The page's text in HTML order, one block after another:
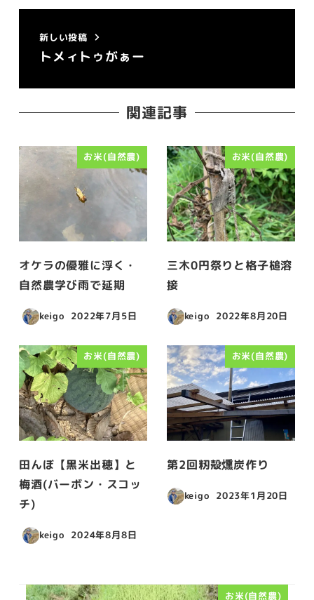
新しい投稿
トメィトゥがぁー
関連記事
お米(自然農)
オケラの優雅に浮く・
自然農学び雨で延期
keigo
投稿日
2022年7月5日
お米(自然農)
三木0円祭りと格子槌溶
接
keigo
投稿日
2022年8月20日
お米(自然農)
田んぼ【黒米出穂】と
梅酒(バーボン・スコッ
チ)
keigo
投稿日
2024年8月8日
お米(自然農)
第2回籾殻燻炭作り
keigo
投稿日
2023年1月20日
お米(自然農)